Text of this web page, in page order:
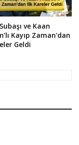
ve Kaan
Kayıp Zaman'dan
Geldi